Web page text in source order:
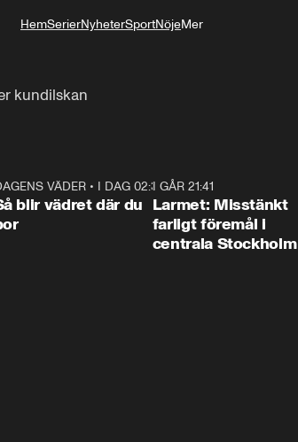
HemSerierNyheterSportNöjeMer
kundilskan
1:06
VÄDER• I DAG 02:30
blir vädret där du
I GÅR 21:41
Larmet: Misstänkt
farligt föremål i
centrala Stockholm